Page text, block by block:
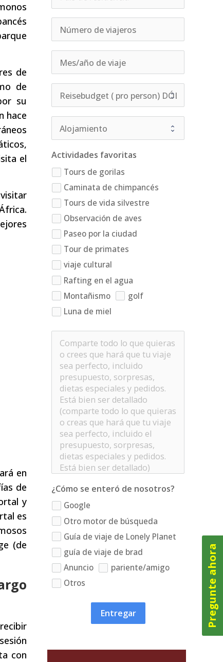
de
de
su
hace
el
en
de
y
es
(de
con
Actividades favoritas
Tours de gorilas
Caminata de chimpancés
Tours de vida silvestre
Observación de aves
Paseo por la ciudad
Tour de primates
viaje cultural
Rafting en el agua
Montañismo
golf
Luna de miel
¿Cómo se enteró de nosotros?
Google
Otro motor de búsqueda
Guía de viaje de Lonely Planet
guía de viaje de brad
Anuncio
pariente/amigo
Otros
Entregar Pregunte ahora